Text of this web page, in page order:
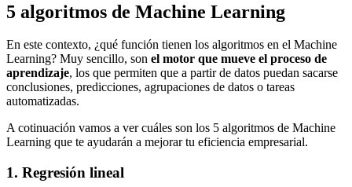
5 algoritmos de Machine Learning
En este contexto, ¿qué función tienen los algoritmos en el Machine
Learning? Muy sencillo, son el motor que mueve el proceso de
aprendizaje, los que permiten que a partir de datos puedan sacarse
conclusiones, predicciones, agrupaciones de datos o tareas
automatizadas.
A cotinuación vamos a ver cuáles son los 5 algoritmos de Machine
Learning que te ayudarán a mejorar tu eficiencia empresarial.
1. Regresión lineal